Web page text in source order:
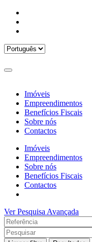
Imóveis
Empreendimentos
Benefícios Fiscais
Sobre nós
Contactos
Imóveis
Empreendimentos
Sobre nós
Benefícios Fiscais
Contactos
Ver Pesquisa Avançada